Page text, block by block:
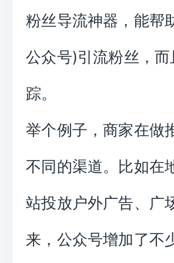
粉丝导流神器，能帮
公众号)引流粉丝，
踪。
举个例子，商家在做
不同的渠道。比如在
站投放户外广告、广
来，公众号增加了不